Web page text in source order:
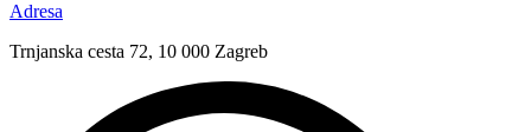
Adresa
Trnjanska cesta 72, 10 000 Zagreb